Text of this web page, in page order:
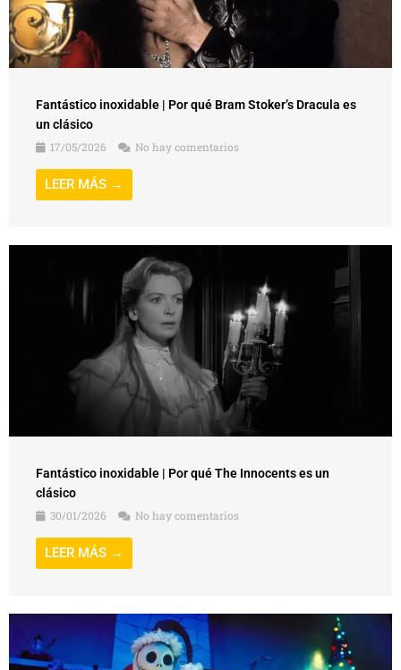
Fantástico inoxidable | Por qué Bram Stoker’s Dracula es
un clásico
17/05/2026
No hay comentarios
LEER MÁS →
Fantástico inoxidable | Por qué The Innocents es un
clásico
30/01/2026
No hay comentarios
LEER MÁS →